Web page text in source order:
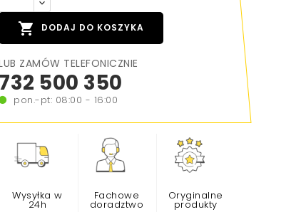
 DODAJ DO KOSZYKA
ZAMÓW TELEFONICZNIE
732 500 350
pon.-pt: 08:00 - 16:00
Wysyłka w
24h
Fachowe
doradztwo
Oryginalne
produkty